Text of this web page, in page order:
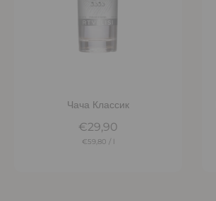
Чача Классик
€29,90
€59,80 /